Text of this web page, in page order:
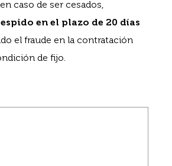
caso de ser cesados,
en el plazo de 20 días
el fraude en la contratación
de fijo.